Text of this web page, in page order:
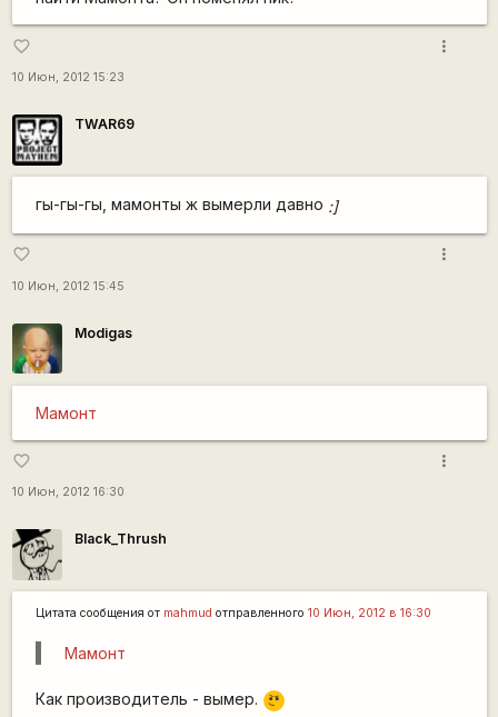
favorite_border
10 Июн, 2012 15:23
more_vert
TWAR69
гы-гы-гы, мамонты ж вымерли давно :]
favorite_border
10 Июн, 2012 15:45
more_vert
Modigas
Мамонт
favorite_border
10 Июн, 2012 16:30
more_vert
Black_Thrush
Цитата сообщения от mаhmud отправленного 10 Июн, 2012 в 16:30
Мамонт
Как производитель - вымер.
\m
/